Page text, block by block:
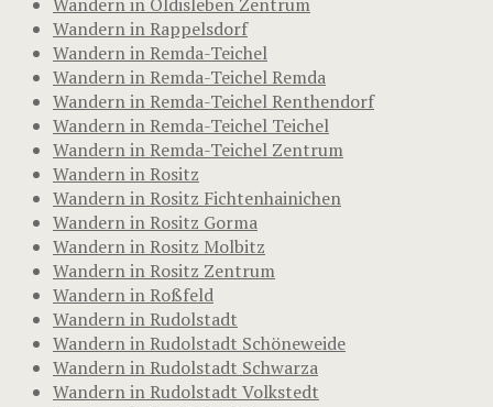
Wandern in Rappelsdorf
Wandern in Remda-Teichel
Wandern in Remda-Teichel Remda
Wandern in Remda-Teichel Renthendorf
Wandern in Remda-Teichel Teichel
Wandern in Remda-Teichel Zentrum
Wandern in Rositz
Wandern in Rositz Fichtenhainichen
Wandern in Rositz Gorma
Wandern in Rositz Molbitz
Wandern in Rositz Zentrum
Wandern in Roßfeld
Wandern in Rudolstadt
Wandern in Rudolstadt Schöneweide
Wandern in Rudolstadt Schwarza
Wandern in Rudolstadt Volkstedt